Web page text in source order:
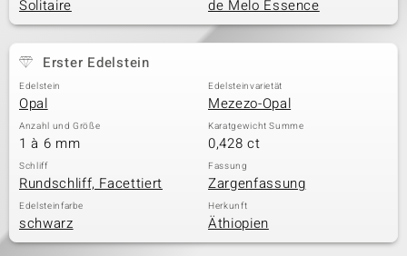
Solitaire de Melo Essence
Erster Edelstein
Edelstein
Opal
Edelsteinvarietät
Mezezo-Opal
Anzahl und Größe
1 à 6 mm
Karatgewicht Summe
0,428 ct
Schliff
Rundschliff, Facettiert
Fassung
Zargenfassung
Edelsteinfarbe
schwarz
Herkunft
Äthiopien